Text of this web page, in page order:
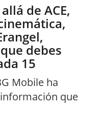
de ACE,
debes
15
Mobile ha
que